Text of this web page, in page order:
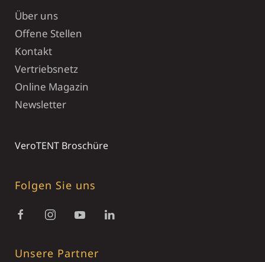
Über uns
Offene Stellen
Kontakt
Vertriebsnetz
Online Magazin
Newsletter
VeroTENT Broschüre
Folgen Sie uns
Unsere Partner